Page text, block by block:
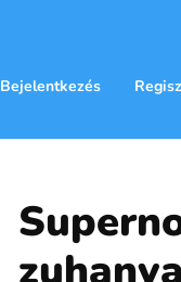
Bejelentkezés